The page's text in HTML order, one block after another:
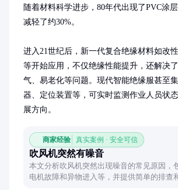
随着材料科学进步，80年代出现了PVC涂
减轻了约30%。
进入21世纪后，新一代复合绝缘材料如改
等开始应用，不仅绝缘性能提升，还解决
气、易老化等问题。现代智能绝缘服甚至
器、定位装置等，可实时监测作业人员状
展方向。
商家经验 真实案例 · 安全可信
吹风机突然有噪音
本文分析吹风机突然出现噪音的常见原因，
电机故障和异物进入等，并提供简单的排查